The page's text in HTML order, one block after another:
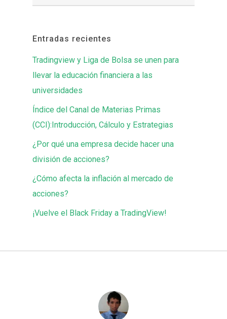
Entradas recientes
Tradingview y Liga de Bolsa se unen para
llevar la educación financiera a las
universidades
Índice del Canal de Materias Primas
(CCI):Introducción, Cálculo y Estrategias
¿Por qué una empresa decide hacer una
división de acciones?
¿Cómo afecta la inflación al mercado de
acciones?
¡Vuelve el Black Friday a TradingView!